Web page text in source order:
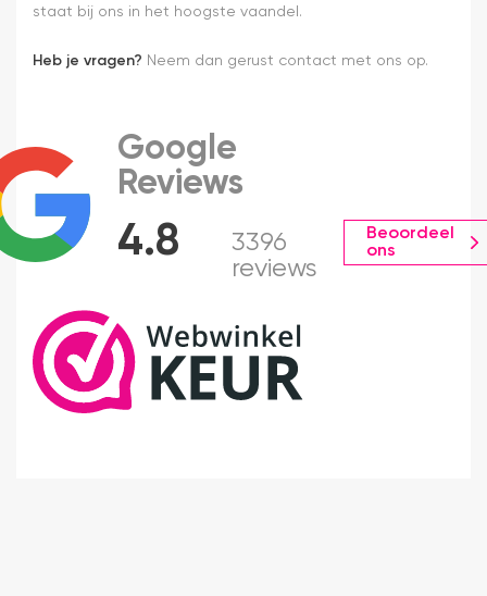
staat bij ons in het hoogste vaandel.
Heb je vragen? Neem dan gerust contact met ons op.
4.8
Google
Reviews
3396
reviews
Beoordeel
ons